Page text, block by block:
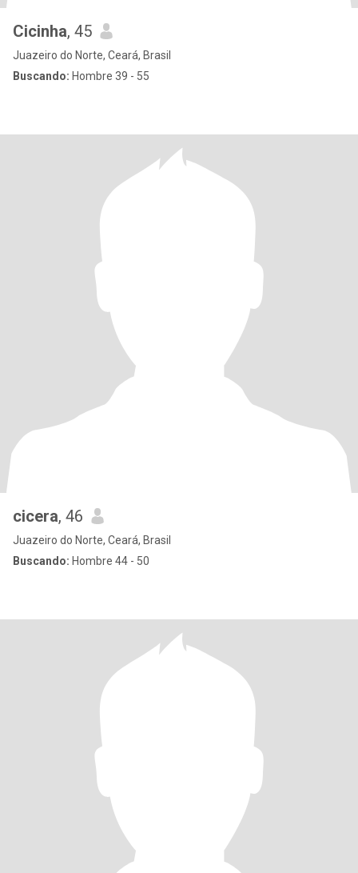
Cicinha, 45
Juazeiro do Norte, Ceará, Brasil
Buscando: Hombre 39 - 55
cicera, 46
Juazeiro do Norte, Ceará, Brasil
Buscando: Hombre 44 - 50